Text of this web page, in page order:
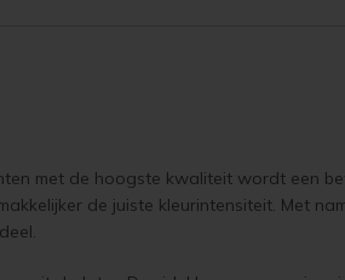
met de hoogste kwaliteit wordt een
de juiste kleurintensiteit. Met